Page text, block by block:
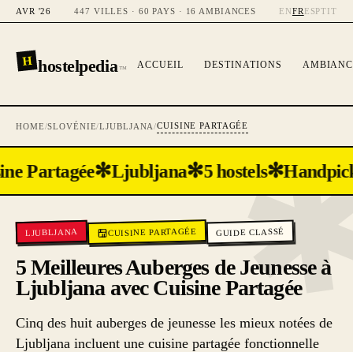
AVR '26 447 VILLES · 60 PAYS · 16 AMBIANCES ENFR ESPTIT
H hostelpedia™ ACCUEIL DESTINATIONS
HOME/SLOVÉNIE/LJUBLJANA/CUISINE PARTAGÉE
Partagée✻Ljubljana✻5 hostels✻
LJUBLJANA CUISINE PARTAGÉE GUIDE CLASSÉ
5 Meilleures Auberges de Jeunesse à
Ljubljana avec Cuisine Partagée
Cinq des huit auberges de jeunesse les mieux notées de
Ljubljana incluent une cuisine partagée fonctionnelle